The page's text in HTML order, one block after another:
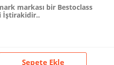
Sepete Ekle
markası bir Bestoclass
İştirakidir..